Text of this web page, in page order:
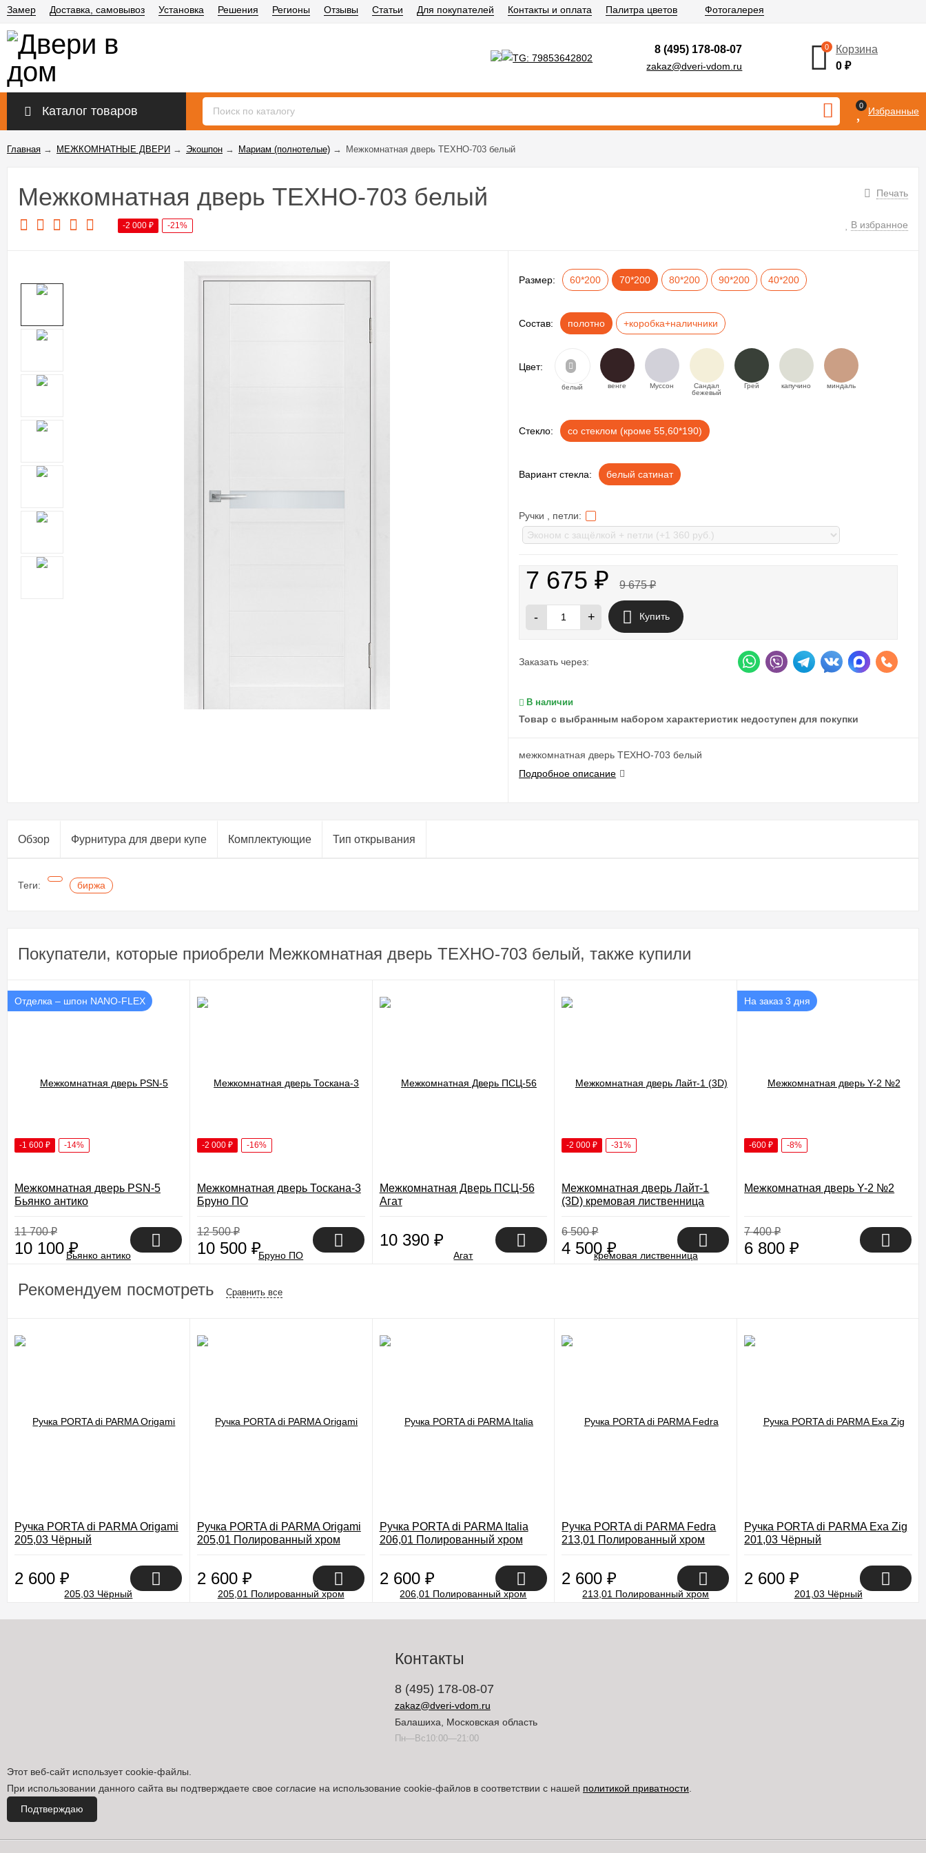
Замер Доставка, самовывоз Установка Решения Регионы Отзывы Статьи Для покупателей Контакты и оплата Палитра цветов Фотогалерея
8 (495) 178-08-07
zakaz@dveri-vdom.ru
0
Корзина
0₽
Каталог товаров 0 Избранные
Главная → МЕЖКОМНАТНЫЕ ДВЕРИ → Экошпон → Мариам (полнотелые) → Межкомнатная дверь ТЕХНО-703 белый
Печать
Межкомнатная дверь ТЕХНО-703 белый
-2 000 ₽ -21% В избранное
Размер: 60*200 70*200 80*200 90*200 40*200
Состав: полотно +коробка+наличники
Цвет:
белый венге Муссон
Сандал
бежевый
Грей капучино миндаль
Стекло: со стеклом (кроме 55,60*190)
Вариант стекла: белый сатинат
Ручки , петли:
7 675₽ 9 675₽
- + Купить
Заказать через:
В наличии
Товар с выбранным набором характеристик недоступен для покупки
межкомнатная дверь ТЕХНО-703 белый
Подробное описание
Обзор Фурнитура для двери купе​ Комплектующие Тип открывания
Теги: биржа
Покупатели, которые приобрели Межкомнатная дверь ТЕХНО-703 белый, также купили
Отделка – шпон NANO-FLEX
-1 600 ₽ -14%
Межкомнатная дверь PSN-5
Бьянко антико
11 700₽
10 100₽
-2 000 ₽ -16%
Межкомнатная дверь Тоскана-3
Бруно ПО
12 500₽
10 500 ₽
Межкомнатная Дверь ПСЦ-56
Агат
10 390 ₽
-2 000₽ -31%
Межкомнатная дверь Лайт-1
(3D) кремовая лиственница
6 500₽
4 500₽
На заказ 3 дня
-600₽ -8%
Межкомнатная дверь Y-2 №2
7 400₽
6 800₽
Рекомендуем посмотреть Сравнить все
Ручка PORTA di PARMA Origami
205,03 Чёрный
2 600 ₽
Ручка PORTA di PARMA Origami
205,01 Полированный хром
2 600 ₽
Ручка PORTA di PARMA Italia
206,01 Полированный хром
2 600 ₽
Ручка PORTA di PARMA Fedra
213,01 Полированный хром
2 600₽
Ручка PORTA di PARMA Exa Zig
201,03 Чёрный
2 600₽
Контакты
8 (495) 178-08-07
zakaz@dveri-vdom.ru
Балашиха, Московская область
Пн—Вс10:00—21:00
Этот веб-сайт использует cookie-файлы.
При использовании данного сайта вы подтверждаете свое согласие на использование cookie-файлов в соответствии с нашей политикой приватности
Подтверждаю